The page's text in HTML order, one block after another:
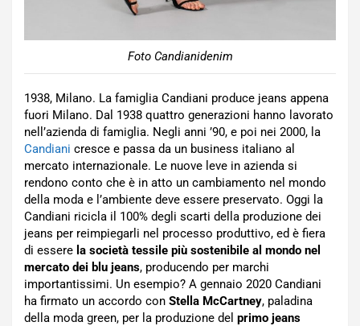
Foto Candianidenim
1938, Milano. La famiglia Candiani produce jeans appena
fuori Milano. Dal 1938 quattro generazioni hanno lavorato
nell’azienda di famiglia. Negli anni ’90, e poi nei 2000, la
Candiani cresce e passa da un business italiano al
mercato internazionale. Le nuove leve in azienda si
rendono conto che è in atto un cambiamento nel mondo
della moda e l’ambiente deve essere preservato. Oggi la
Candiani ricicla il 100% degli scarti della produzione dei
jeans per reimpiegarli nel processo produttivo, ed è fiera
di essere la società tessile più sostenibile al mondo nel
mercato dei blu jeans, producendo per marchi
importantissimi. Un esempio? A gennaio 2020 Candiani
ha firmato un accordo con Stella McCartney, paladina
della moda green, per la produzione del primo jeans